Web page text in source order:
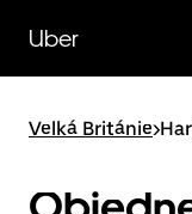
hlavní
obsah
Uber
Velká Británie>